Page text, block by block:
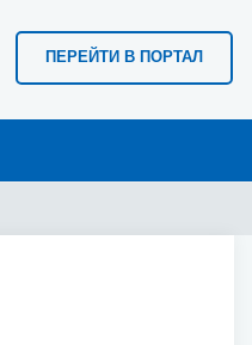
ПЕРЕЙТИ В ПОРТАЛ